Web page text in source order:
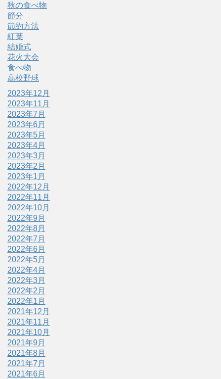
秋の食べ物
節分
節約方法
紅葉
結婚式
花火大会
食べ物
高校野球
2023年12月
2023年11月
2023年7月
2023年6月
2023年5月
2023年4月
2023年3月
2023年2月
2023年1月
2022年12月
2022年11月
2022年10月
2022年9月
2022年8月
2022年7月
2022年6月
2022年5月
2022年4月
2022年3月
2022年2月
2022年1月
2021年12月
2021年11月
2021年10月
2021年9月
2021年8月
2021年7月
2021年6月